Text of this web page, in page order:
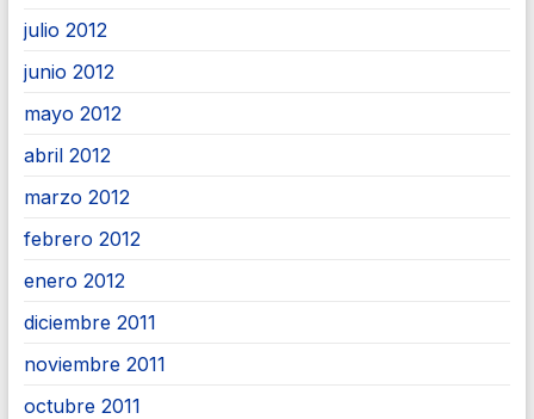
julio 2012
junio 2012
mayo 2012
abril 2012
marzo 2012
febrero 2012
enero 2012
diciembre 2011
noviembre 2011
octubre 2011